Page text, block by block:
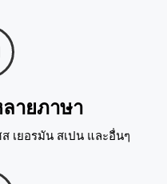
ายภาษา
เยอรมัน สเปน และอื่นๆ